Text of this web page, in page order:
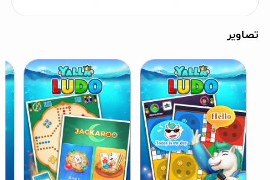
تصاویر